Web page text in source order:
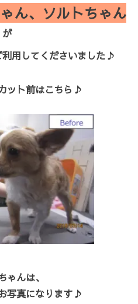
ん、ソルトちゃん
が
利用してくださいました♪
ット前はこちら♪
ゃんは、
写真になります♪